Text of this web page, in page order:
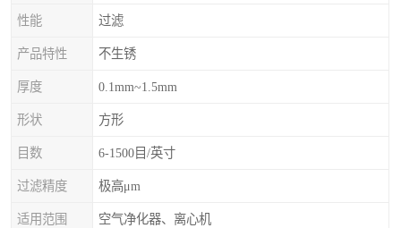
性能 过滤
产品特性 不生锈
厚度 0.1mm~1.5mm
形状 方形
目数 6-1500目/英寸
过滤精度 极高μm
适用范围 空气净化器、离心机